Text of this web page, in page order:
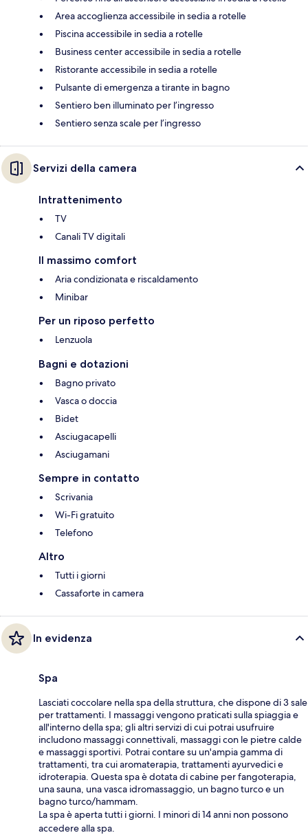
Area accoglienza accessibile in sedia a rotelle
Piscina accessibile in sedia a rotelle
Business center accessibile in sedia a rotelle
Ristorante accessibile in sedia a rotelle
Pulsante di emergenza a tirante in bagno
Sentiero ben illuminato per l’ingresso
Sentiero senza scale per l’ingresso
Servizi della camera
Intrattenimento
TV
Canali TV digitali
Il massimo comfort
Aria condizionata e riscaldamento
Minibar
Per un riposo perfetto
Lenzuola
Bagni e dotazioni
Bagno privato
Vasca o doccia
Bidet
Asciugacapelli
Asciugamani
Sempre in contatto
Scrivania
Wi-Fi gratuito
Telefono
Altro
Tutti i giorni
Cassaforte in camera
In evidenza
Spa
Lasciati coccolare nella spa della struttura, che dispone di 3 sale
per trattamenti. I massaggi vengono praticati sulla spiaggia e
all'interno della spa; gli altri servizi di cui potrai usufruire
includono massaggi connettivali, massaggi con le pietre calde
e massaggi sportivi. Potrai contare su un'ampia gamma di
trattamenti, tra cui aromaterapia, trattamenti ayurvedici e
idroterapia. Questa spa è dotata di cabine per fangoterapia,
una sauna, una vasca idromassaggio, un bagno turco e un
bagno turco/hammam.
La spa è aperta tutti i giorni. I minori di 14 anni non possono
accedere alla spa.